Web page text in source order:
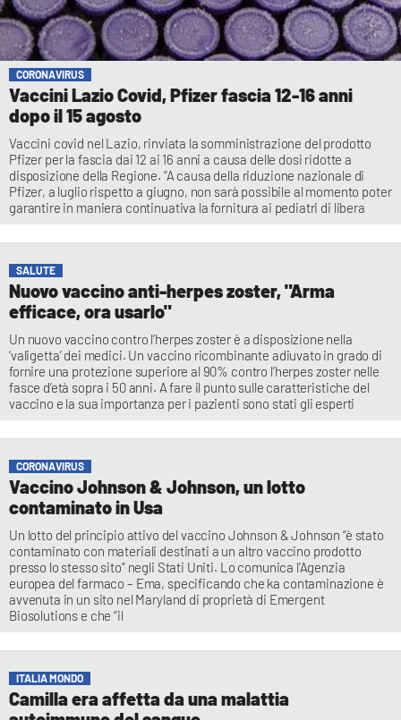
CORONAVIRUS
Vaccini Lazio Covid, Pfizer fascia 12-16 anni
dopo il 15 agosto
Vaccini covid nel Lazio, rinviata la somministrazione del prodotto
Pfizer per la fascia dai 12 ai 16 anni a causa delle dosi ridotte a
disposizione della Regione. “A causa della riduzione nazionale di
Pfizer, a luglio rispetto a giugno, non sarà possibile al momento poter
garantire in maniera continuativa la fornitura ai pediatri di libera
SALUTE
Nuovo vaccino anti-herpes zoster, "Arma
efficace, ora usarlo"
Un nuovo vaccino contro l’herpes zoster è a disposizione nella
‘valigetta’ dei medici. Un vaccino ricombinante adiuvato in grado di
fornire una protezione superiore al 90% contro l’herpes zoster nelle
fasce d’età sopra i 50 anni. A fare il punto sulle caratteristiche del
vaccino e la sua importanza per i pazienti sono stati gli esperti
CORONAVIRUS
Vaccino Johnson & Johnson, un lotto
contaminato in Usa
Un lotto del principio attivo del vaccino Johnson & Johnson “è stato
contaminato con materiali destinati a un altro vaccino prodotto
presso lo stesso sito” negli Stati Uniti. Lo comunica l’Agenzia
europea del farmaco – Ema, specificando che ka contaminazione è
avvenuta in un sito nel Maryland di proprietà di Emergent
Biosolutions e che “il
ITALIA MONDO
Camilla era affetta da una malattia